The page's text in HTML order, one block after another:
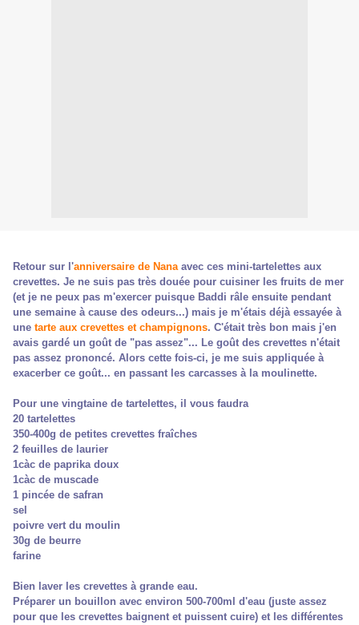
Retour sur l'anniversaire de Nanaavec ces mini-tartelettes aux
crevettes. Je ne suis pas très douée pour cuisiner les fruits de mer
(et je ne peux pas m'exercer puisque Baddi râle ensuite pendant
une semaine à cause des odeurs...) mais je m'étais déjà essayée à
une tarte aux crevettes et champignons. C'était très bon mais j'en
avais gardé un goût de "pas assez"... Le goût des crevettes n'était
pas assez prononcé. Alors cette fois-ci, je me suis appliquée à
exacerber ce goût... en passant les carcasses à la moulinette.
Pour une vingtaine de tartelettes, il vous faudra
20 tartelettes
350-400g de petites crevettes fraîches
2 feuilles de laurier
1càc de paprika doux
1càc de muscade
1 pincée de safran
sel
poivre vert du moulin
30g de beurre
farine
Bien laver les crevettes à grande eau.
Préparer un bouillon avec environ 500-700ml d'eau (juste assez
pour que les crevettes baignent et puissent cuire) et les différentes